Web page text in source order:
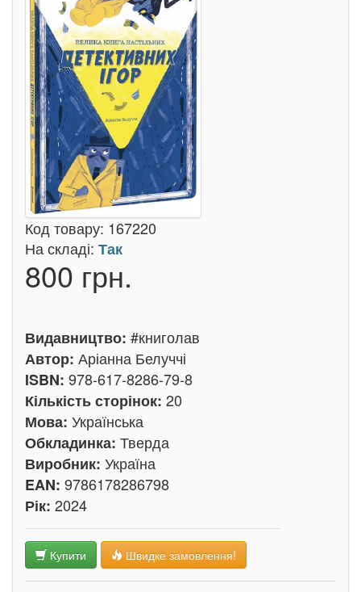
Код товару: 167220
На складі: Так
800 грн.
Видавництво: #книголав
Автор: Аріанна Белуччі
ISBN: 978-617-8286-79-8
Кількість сторінок: 20
Мова: Українська
Обкладинка: Тверда
Виробник: Україна
EAN: 9786178286798
Рік: 2024
Купити Швидке замовлення!